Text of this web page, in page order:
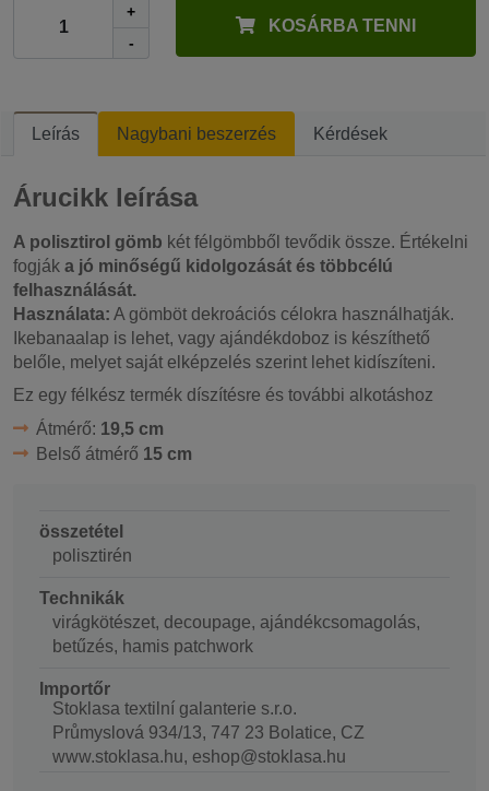
+
-
KOSÁRBA TENNI
Leírás Nagybani beszerzés Kérdések
Árucikk leírása
A polisztirol gömb két félgömbből tevődik össze. Értékelni
fogják a jó minőségű kidolgozását és többcélú
felhasználását.
Használata: A gömböt dekroációs célokra használhatják.
Ikebanaalap is lehet, vagy ajándékdoboz is készíthető
belőle, melyet saját elképzelés szerint lehet kidíszíteni.
Ez egy félkész termék díszítésre és további alkotáshoz
Átmérő: 19,5 cm
Belső átmérő 15 cm
összetétel
polisztirén
Technikák
virágkötészet, decoupage, ajándékcsomagolás,
betűzés, hamis patchwork
Importőr
Stoklasa textilní galanterie s.r.o.
Průmyslová 934/13, 747 23 Bolatice, CZ
www.stoklasa.hu, eshop@stoklasa.hu